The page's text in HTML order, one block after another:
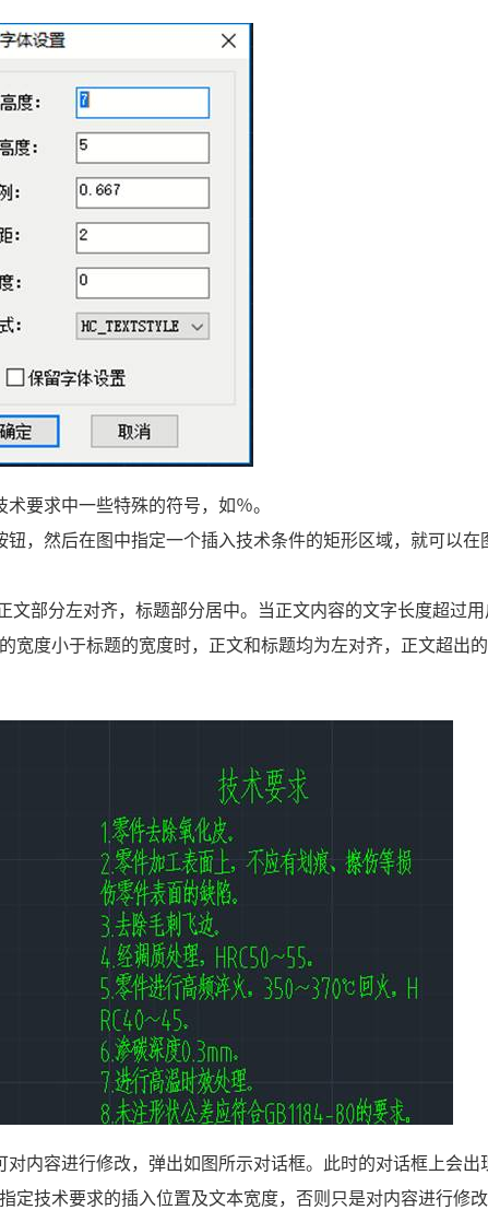
术要求中一些特殊的符号，如％。
钮，然后在图中指定一个插入技术条件的矩形区域，就可以在
文部分左对齐，标题部分居中。当正文内容的文字长度超过用
宽度小于标题的宽度时，正文和标题均为左对齐，正文超出
对内容进行修改，弹出如图所示对话框。此时的对话框上会出
定技术要求的插入位置及文本宽度，否则只是对内容进行修改